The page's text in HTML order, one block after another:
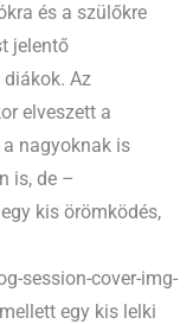
és a szülőkre
jelentő
Az
elveszett a
nagyoknak is
is, de –
kis örömködés,
session-cover-img-
egy kis lelki